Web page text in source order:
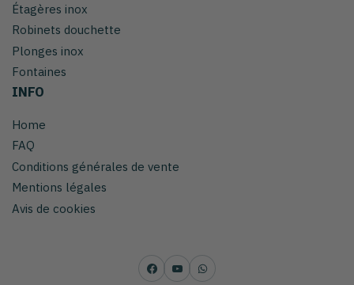
Étagères inox
Robinets douchette
Plonges inox
Fontaines
INFO
Home
FAQ
Conditions générales de vente
Mentions légales
Avis de cookies
Facebook
YouTubeWhatsApp